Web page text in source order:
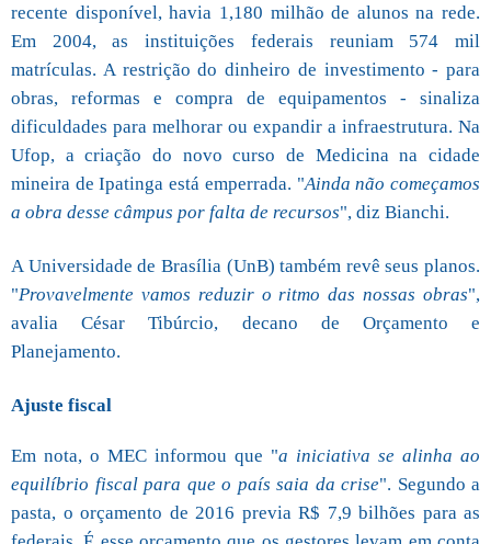
recente disponível, havia 1,180 milhão de alunos na rede.
Em 2004, as instituições federais reuniam 574 mil
matrículas. A restrição do dinheiro de investimento - para
obras, reformas e compra de equipamentos - sinaliza
dificuldades para melhorar ou expandir a infraestrutura. Na
Ufop, a criação do novo curso de Medicina na cidade
mineira de Ipatinga está emperrada. "Ainda não começamos
a obra desse câmpus por falta de recursos", diz Bianchi.
A Universidade de Brasília (UnB) também revê seus planos.
"Provavelmente vamos reduzir o ritmo das nossas obras",
avalia César Tibúrcio, decano de Orçamento e
Planejamento.
Ajuste fiscal
Em nota, o MEC informou que "a iniciativa se alinha ao
equilíbrio fiscal para que o país saia da crise". Segundo a
pasta, o orçamento de 2016 previa R$ 7,9 bilhões para as